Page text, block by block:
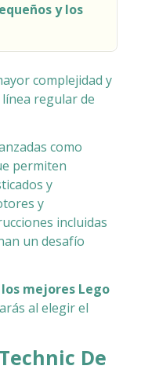
y los
complejidad y
regular de
como
permiten
y
y
incluidas
un desafío
mejores Lego
al elegir el
De